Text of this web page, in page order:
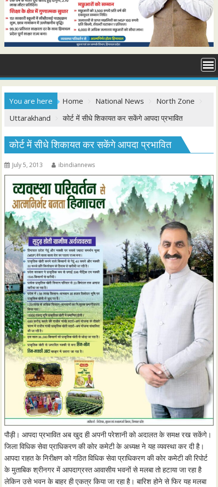
You are here Home National News
North Zone
Uttarakhand
कोर्ट में सीधे शिकायत कर सकेंगे आपदा प्रभावित
कोर्ट में सीधे शिकायत कर सकेंगे आपदा प्रभावित
July 5, 2013 ibindiannews
पौड़ी। आपदा प्रभावित अब खुद ही अपनी परेशानी को अदालत के समक्ष रख सकेंगे।
जिला विधिक सेवा प्राधिकरण की कोर कमेटी के अध्यक्ष ने यह व्यवस्था कर दी है।
आपदा राहत के निरीक्षण को गठित विधिक सेवा प्राधिकरण की कोर कमेटी की रिपोर्ट
के मुताबिक श्रीनगर में आपदाग्रस्त आवासीय भवनों से मलबा तो हटाया जा रहा है
लेकिन उसे भवन के बाहर ही एकत्र किया जा रहा है। बारिश होने से फिर यह मलबा